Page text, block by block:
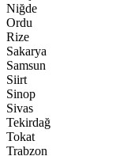
Niğde
Ordu
Rize
Sakarya
Samsun
Siirt
Sinop
Sivas
Tekirdağ
Tokat
Trabzon